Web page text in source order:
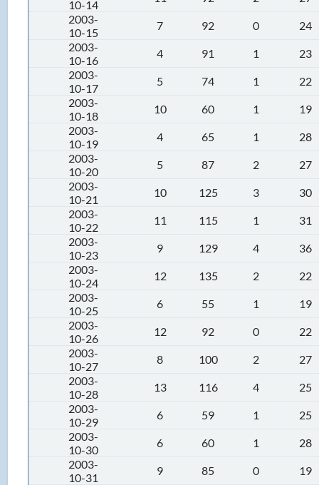
10-14
2003-
10-15
7 92 0
24
2003-
10-16
4 91 1
23
2003-
10-17
5 74 1
22
2003-
10-18
10 60 1
19
2003-
10-19
4 65 1
28
2003-
10-20
5 87 2
27
2003-
10-21
10 125 3
30
2003-
10-22
11 115 1
31
2003-
10-23
9 129 4
36
2003-
10-24
12 135 2
22
2003-
10-25
6 55 1
19
2003-
10-26
12 92 0
22
2003-
10-27
8 100 2
27
2003-
10-28
13 116 4
25
2003-
10-29
6 59 1
25
2003-
10-30
6 60 1
28
2003-
10-31
9 85 0 19